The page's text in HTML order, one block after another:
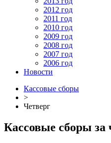
2012 год
2011 год
2010 год
2009 год
2008 год
2007 год
2006 год
Новости
Кассовые сборы
>
Четверг
Кассовые сборы за